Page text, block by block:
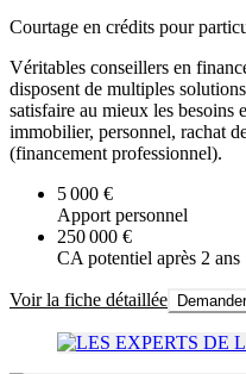
Courtage en crédits pour
Véritables conseillers en
disposent de multiples
satisfaire au mieux les besoins
immobilier, personnel, rachat
(financement professionnel).
5 000 €
Apport personnel
250 000 €
CA potentiel après 2 ans
Voir la fiche détaillée